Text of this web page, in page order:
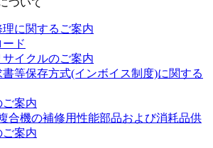
ついて
に関するご案内
ード
サイクルのご案内
等保存方式(インボイス制度)に関する
案内
合機の補修用性能部品および消耗品供
案内